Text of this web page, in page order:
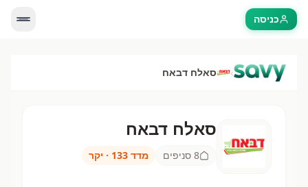
כניסה
› סאלח דבאח
סאלח דבאח
סאלח דבאח
8 סניפים מדד 133
· יקר